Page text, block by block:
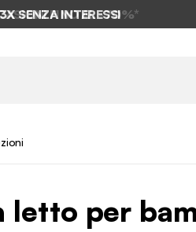
SENZA INTERESSI
letto per